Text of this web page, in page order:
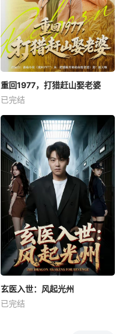
重回1977，打猎赶山娶老婆
已完结
玄医入世：风起光州
已完结